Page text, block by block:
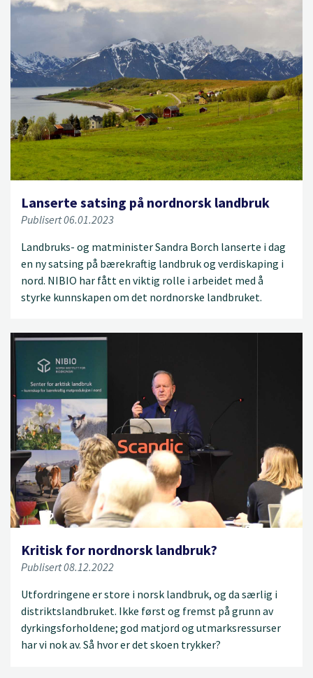
Lanserte satsing på nordnorsk landbruk
Publisert 06.01.2023
Landbruks- og matminister Sandra Borch lanserte i dag
en ny satsing på bærekraftig landbruk og verdiskaping i
nord. NIBIO har fått en viktig rolle i arbeidet med å
styrke kunnskapen om det nordnorske landbruket.
Kritisk for nordnorsk landbruk?
Publisert 08.12.2022
Utfordringene er store i norsk landbruk, og da særlig i
distriktslandbruket. Ikke først og fremst på grunn av
dyrkingsforholdene; god matjord og utmarksressurser
har vi nok av. Så hvor er det skoen trykker?